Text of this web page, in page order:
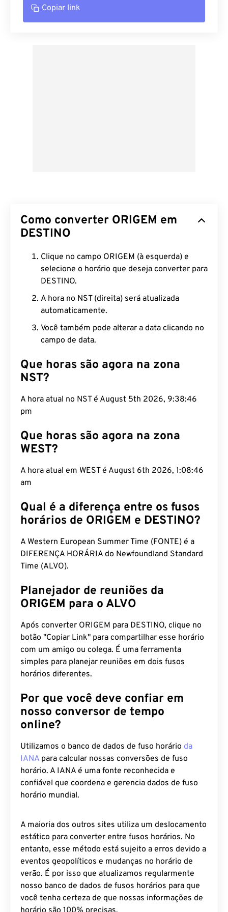
Copiar link
Como converter ORIGEM em
DESTINO
Clique no campo ORIGEM (à esquerda) e
selecione o horário que deseja converter para
DESTINO.
A hora no NST (direita) será atualizada
automaticamente.
Você também pode alterar a data clicando no
campo de data.
Que horas são agora na zona
NST?
A hora atual no NST é August 5th 2026, 9:38:47
pm
Que horas são agora na zona
WEST?
A hora atual em WEST é August 6th 2026, 1:08:47
am
Qual é a diferença entre os fusos
horários de ORIGEM e DESTINO?
A Western European Summer Time (FONTE) é a
DIFERENÇA HORÁRIA do Newfoundland Standard
Time (ALVO).
Planejador de reuniões da
ORIGEM para o ALVO
Após converter ORIGEM para DESTINO, clique no
botão "Copiar Link" para compartilhar esse horário
com um amigo ou colega. É uma ferramenta
simples para planejar reuniões em dois fusos
horários diferentes.
Por que você deve confiar em
nosso conversor de tempo
online?
Utilizamos o banco de dados de fuso horário da
IANA para calcular nossas conversões de fuso
horário. A IANA é uma fonte reconhecida e
confiável que coordena e gerencia dados de fuso
horário mundial.
A maioria dos outros sites utiliza um deslocamento
estático para converter entre fusos horários. No
entanto, esse método está sujeito a erros devido a
eventos geopolíticos e mudanças no horário de
verão. É por isso que atualizamos regularmente
nosso banco de dados de fusos horários para que
você tenha certeza de que nossas informações de